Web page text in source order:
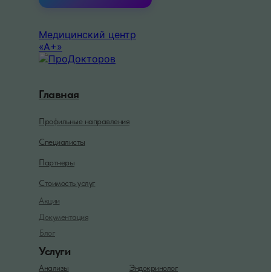
Услуги
Акции
Документация
Блог
Анализы Эндокринолог
Стоимость услуг
Партнеры
Специалисты
Профильные направления
Главная
Медицинский центр
«А+»